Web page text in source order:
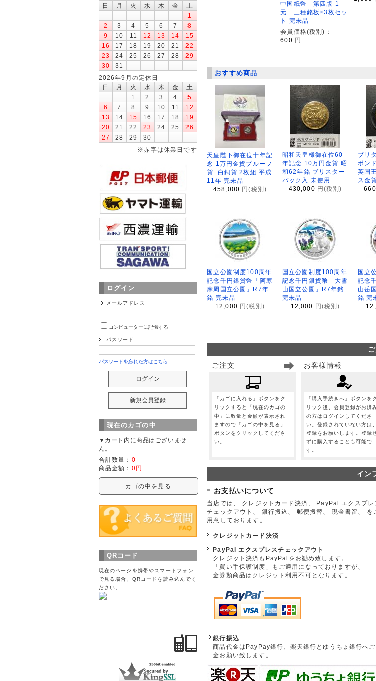
中国紙幣 第四版 1
元 三種銘板×3枚セッ
ト 完未品
会員価格(税別)：
600 円
おすすめ商品
天皇陛下御在位十年記
念 1万円金貨プルーフ
貨+白銅貨 2枚組 平成
11年 完未品
458,000 円(税別)
昭和天皇様御在位60
年記念 10万円金貨 昭
和62年銘 ブリスター
パック入 未使用
430,000 円(税別)
ブリ
ポン
英国
ス金
国立公園制度100周年
記念千円銀貨幣「阿寒
摩周国立公園」R7年
銘 完未品
12,000 円(税別)
国立公園制度100周年
記念千円銀貨幣「大雪
山国立公園」R7年銘
完未品
12,000 円(税別)
国立
記念
山岳
銘 完
ご注文
「カゴに入れる」ボタンをク
リックすると「現在のカゴの
中」に数量と金額が表示され
ますので「カゴの中を見る」
ボタンをクリックしてくださ
い。
お客様情報
「購入手続きへ」ボタンをク
リック後、会員登録がお済
の方はログインしてくださ
い。登録されていない方は、
登録をお願いします。登録
ずに購入することも可能で
す。
イン
お支払いについて
当店では、 クレジットカード決済、 PayPal エクスプレ
チェックアウト、 銀行振込、 郵便振替、 現金書留、 を
用意しております。
クレジットカード決済
PayPal エクスプレスチェックアウト
クレジット決済もPayPalをお勧め致します。
「買い手保護制度」もご適用になっておりますが、
金券類商品はクレジット利用不可となります。
銀行振込
商品代金はPayPay銀行、楽天銀行とゆうちょ銀行へご
金お願い致します。
日
月 火 水 木 金
土
1
2
3 4 5 6 7
8
9
10 11 12 13 14
15
16
17 18 19 20 21
22
23
24 25 26 27 28
29
30
31
2026年9月の定休日
日
月 火 水 木 金
土
1
2 3 4
5
6
7 8 9 10 11
12
13
14 15 16 17 18
19
20
21 22 23 24 25
26
27
28 29
30
※赤字は休業日です
ログイン
メールアドレス
コンピューターに記憶する
パスワード
パスワードを忘れた方はこちら
現在のカゴの中
▼カート内に商品はございませ
ん。
合計数量： 0
商品金額： 0円
カゴの中を見る
QRコード
現在のページを携帯やスマートフォン
で見る場合、QRコードを読み込んでく
ださい。